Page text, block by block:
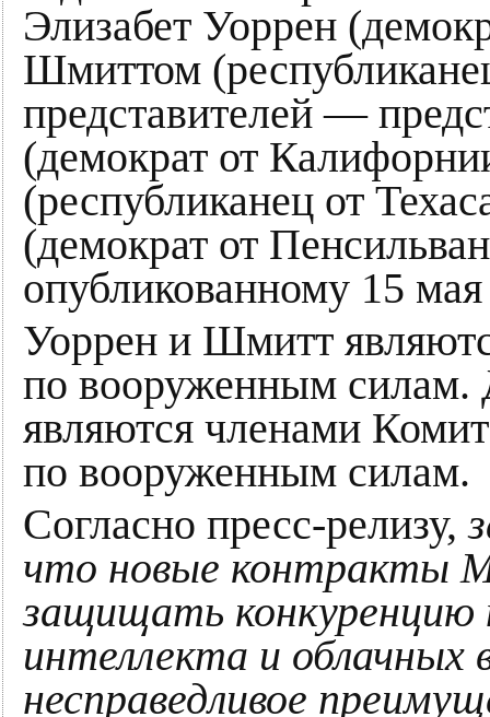
Элизабет Уоррен
Шмиттом
представителей —
(демократ от
(республиканец от
(демократ от
опубликованному 15
Уоррен и Шмитт
по вооруженным силам.
являются членами
по вооруженным силам.
Согласно пресс-релизу,
что новые контракты
защищать конкуренцию
интеллекта и облачных
несправедливое